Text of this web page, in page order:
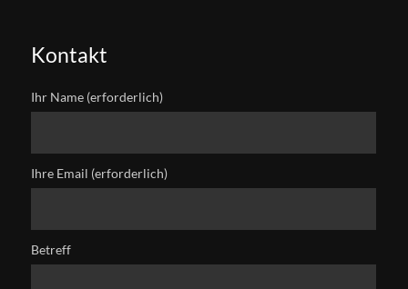
Kontakt
Ihr Name (erforderlich)
Ihre Email (erforderlich)
Betreff